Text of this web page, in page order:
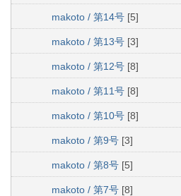
makoto / 第14号 [5]
makoto / 第13号 [3]
makoto / 第12号 [8]
makoto / 第11号 [8]
makoto / 第10号 [8]
makoto / 第9号 [3]
makoto / 第8号 [5]
makoto / 第7号 [8]